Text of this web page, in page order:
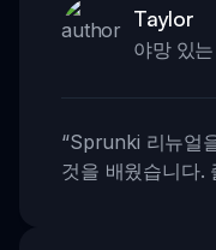
Taylor
야망 있
“Sprunki 리뉴얼
것을 배웠습니다.